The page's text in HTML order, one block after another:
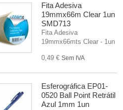
Fita Adesiva
19mmx66m Clear 1un
SMD713
Fita Adesiva
19mmx66mts Clear - 1un
0,49 € Sem IVA
Esferográfica EP01-
0520 Ball Point Retrátil
Azul 1mm 1un